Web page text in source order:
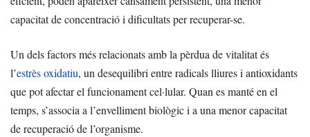
capacitat de concentració i dificultats per recuperar-se.
Un dels factors més relacionats amb la pèrdua de vitalitat és
l’estrès oxidatiu, un desequilibri entre radicals lliures i antioxidants
que pot afectar el funcionament cel·lular. Quan es manté en el
temps, s’associa a l’envelliment biològic i a una menor capacitat
de recuperació de l’organisme.